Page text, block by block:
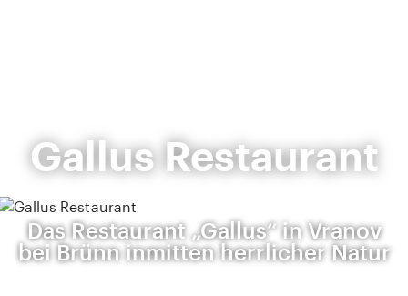
Gallus Restaurant
Das Restaurant „Gallus“ in Vranov
bei Brünn inmitten herrlicher Natur